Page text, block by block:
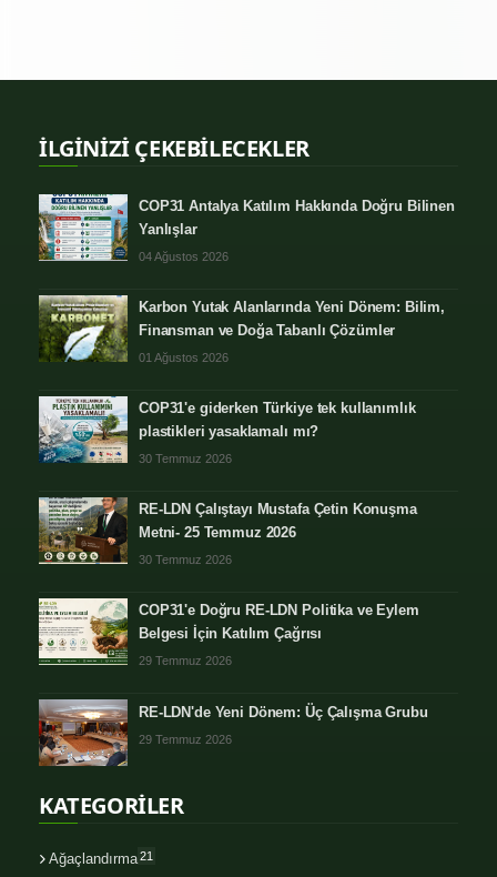
İLGİNİZİ ÇEKEBİLECEKLER
COP31 Antalya Katılım Hakkında Doğru Bilinen
Yanlışlar
04 Ağustos 2026
Karbon Yutak Alanlarında Yeni Dönem: Bilim,
Finansman ve Doğa Tabanlı Çözümler
01 Ağustos 2026
COP31'e giderken Türkiye tek kullanımlık
plastikleri yasaklamalı mı?
30 Temmuz 2026
RE-LDN Çalıştayı Mustafa Çetin Konuşma
Metni- 25 Temmuz 2026
30 Temmuz 2026
COP31'e Doğru RE-LDN Politika ve Eylem
Belgesi İçin Katılım Çağrısı
29 Temmuz 2026
RE-LDN'de Yeni Dönem: Üç Çalışma Grubu
29 Temmuz 2026
KATEGORİLER
Ağaçlandırma21